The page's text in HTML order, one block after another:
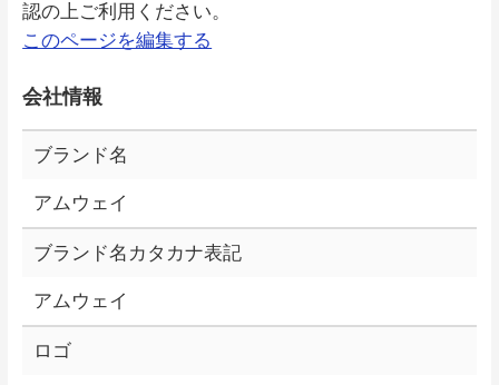
認の上ご利用ください。
このページを編集する
会社情報
ブランド名
アムウェイ
ブランド名カタカナ表記
アムウェイ
ロゴ